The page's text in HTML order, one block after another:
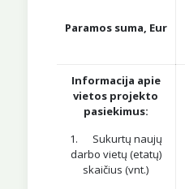
Paramos suma, Eur
Informacija apie
vietos projekto
pasiekimus:
1. Sukurtų naujų
darbo vietų (etatų)
skaičius (vnt.)